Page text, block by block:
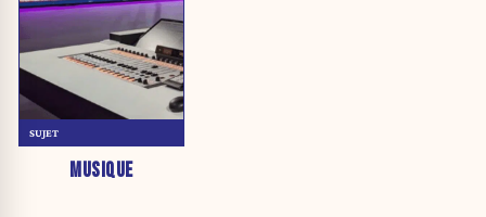
MUSIQUE
SUJET